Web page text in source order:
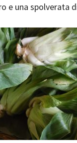
e una spolverata